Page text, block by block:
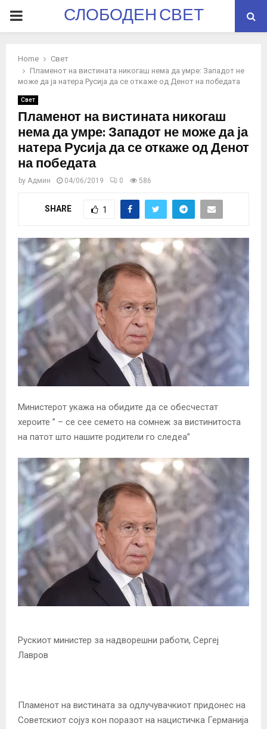
PRIMARYСЛОБОДЕН СВЕТ
Home
Свет
Пламенот на вистината никогаш нема да умре: Западот не
може да ја натера Русија да се откаже од Денот на победата
Свет
Пламенот на вистината никогаш
нема да умре: Западот не може да ја
натера Русија да се откаже од Денот
на победата
by Админ 04/06/2019 0 586
SHARE 1
Министерот укажа на обидите да се обесчестат
хероите ” – се сее семето на сомнеж за вистинитоста
на патот што нашите родители го следеа”
Рускиот министер за надворешни работи, Сергеј
Лавров
Пламенот на вистината за одлучувачкиот придонес на
Советскиот сојуз кон поразот на нацистичка Германија